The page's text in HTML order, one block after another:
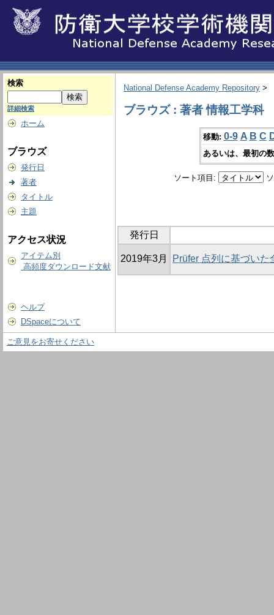
検索
詳細検索
ホーム
ブラウズ
発行日
著者
タイトル
主題
アクセス状況
アイテム別
高頻度ダウンロード文献
ヘルプ
DSpaceについて
National Defense Academy Repository >
ブラウズ : 著者 情報工学科
移動: 0-9 A B C
あるいは、最初の
ソート項目:
発行日
2019年3月 Prüfer 点列に基づい
ご意見をお寄せください